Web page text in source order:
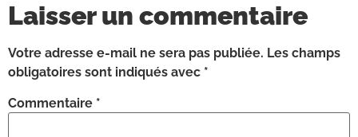
Laisser un commentaire
Votre adresse e-mail ne sera pas publiée. Les champs
obligatoires sont indiqués avec *
Commentaire *